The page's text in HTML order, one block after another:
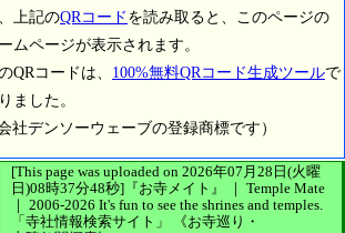
上記のQRコード を読み取ると、このページの
ムページが表示されます。
QRコードは、 100%無料QRコード生成ツールで
ました。
社デンソーウェーブの登録商標です）
[This page was uploaded on 2026年07月28日(火曜
日)08時37分48秒] 『お寺メイト』 ｜ Temple Mate
｜ 2006-2026 It's fun to see the shrines and temples.
「寺社情報検索サイト」
《お寺巡り・